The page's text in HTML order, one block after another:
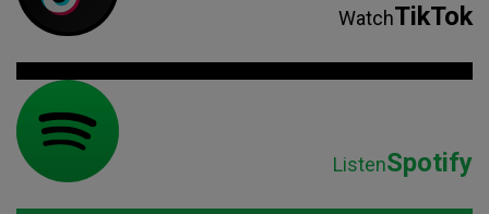
WatchTikTok
ListenSpotify